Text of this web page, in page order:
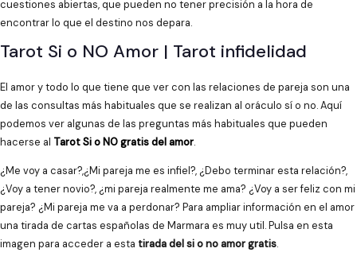
cuestiones abiertas, que pueden no tener precisión a la hora de
encontrar lo que el destino nos depara.
Tarot Si o NO Amor | Tarot infidelidad
El amor y todo lo que tiene que ver con las relaciones de pareja son una
de las consultas más habituales que se realizan al oráculo sí o no. Aquí
podemos ver algunas de las preguntas más habituales que pueden
hacerse al Tarot Si o NO gratis del amor.
¿Me voy a casar?,¿Mi pareja me es infiel?, ¿Debo terminar esta relación?,
¿Voy a tener novio?, ¿mi pareja realmente me ama? ¿Voy a ser feliz con mi
pareja? ¿Mi pareja me va a perdonar? Para ampliar información en el amor
una tirada de cartas españolas de Marmara es muy util. Pulsa en esta
imagen para acceder a esta tirada del si o no amor gratis.